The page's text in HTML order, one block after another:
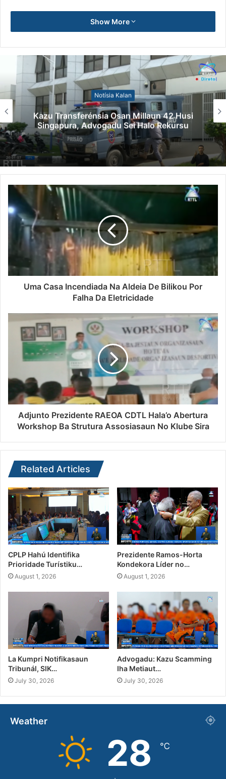
Show More
Notísia Kalan
Kazu Transferénsia Osan Millaun 42 Husi
Singapura, Advogadu Sei Halo Rekursu
Uma Casa Incendiada Na Aldeia De Bilikou Por
Falha Da Eletricidade
Adjunto Prezidente RAEOA CDTL Hala’o Abertura
Workshop Ba Strutura Assosiasaun No Klube Sira
Related Articles
CPLP Hahú Identifika
Prioridade Turístiku…
August 1, 2026
Prezidente Ramos-Horta
Kondekora Líder no…
August 1, 2026
La Kumpri Notifikasaun
Tribunál, SIK…
July 30, 2026
Advogadu: Kazu Scamming
Iha Metiaut…
July 30, 2026
Weather
28 ℃